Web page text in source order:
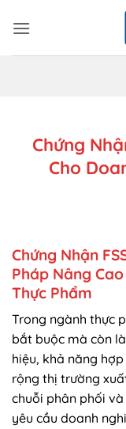
qua
Chứng
Cho
Chứng Nhận
Pháp Nâng
Thực Phẩm
Trong ngành thực
bắt buộc mà còn
hiệu, khả năng
rộng thị trường
chuỗi phân phối
yêu cầu doanh